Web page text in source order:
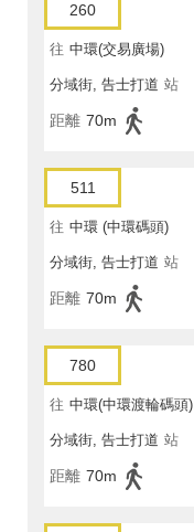
260
往 中環(交易廣場)
分域街, 告士打道 站
距離 70m
511
往 中環 (中環碼頭)
分域街, 告士打道 站
距離 70m
780
往 中環(中環渡輪碼頭)
分域街, 告士打道 站
距離 70m